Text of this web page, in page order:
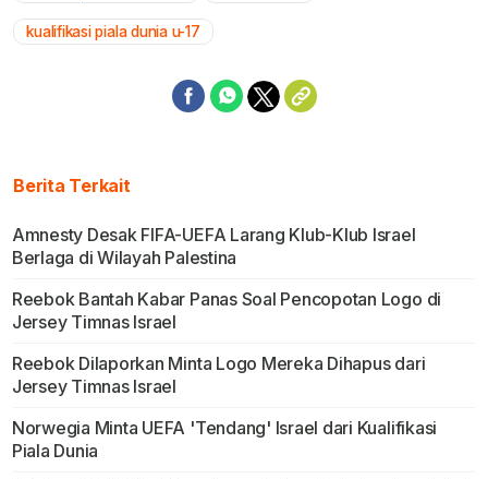
kualifikasi piala dunia u-17
Berita Terkait
Amnesty Desak FIFA-UEFA Larang Klub-Klub Israel
Berlaga di Wilayah Palestina
Reebok Bantah Kabar Panas Soal Pencopotan Logo di
Jersey Timnas Israel
Reebok Dilaporkan Minta Logo Mereka Dihapus dari
Jersey Timnas Israel
Norwegia Minta UEFA 'Tendang' Israel dari Kualifikasi
Piala Dunia